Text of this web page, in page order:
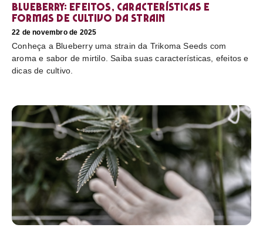
Blueberry: efeitos, características e
formas de cultivo da strain
22 de novembro de 2025
Conheça a Blueberry uma strain da Trikoma Seeds com
aroma e sabor de mirtilo. Saiba suas características, efeitos e
dicas de cultivo.